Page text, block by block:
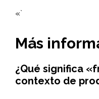
«`
Más
¿Qué significa
contexto de